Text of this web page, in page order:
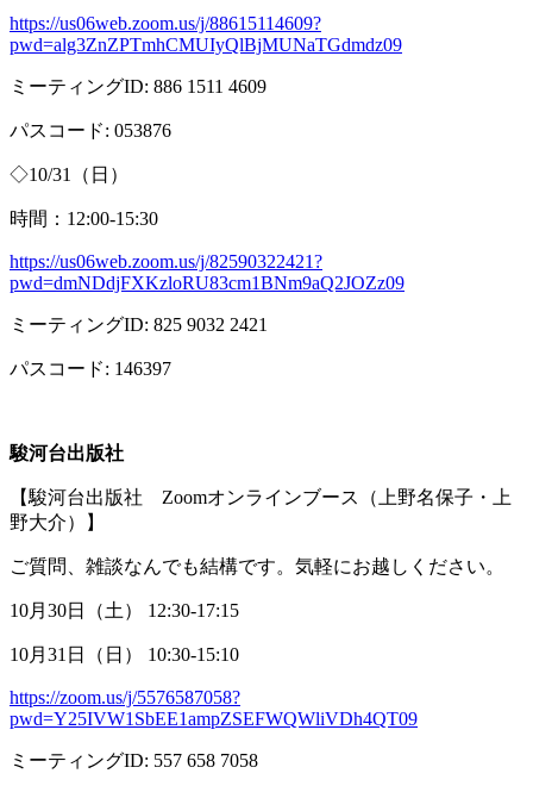
https://us06web.zoom.us/j/88615114609?
pwd=alg3ZnZPTmhCMUIyQlBjMUNaTGdmdz09
ミーティングID: 886 1511 4609
パスコード: 053876
◇10/31 （日）
時間： 12:00-15:30
https://us06web.zoom.us/j/82590322421?
pwd=dmNDdjFXKzloRU83cm1BNm9aQ2JOZz09
ミーティングID: 825 9032 2421
パスコード: 146397
駿河台出版社
【駿河台出版社 Zoomオンラインブース（上野名保子・上
野大介）】
ご質問、雑談なんでも結構です。気軽にお越しください。
10月 30日（土） 12:30-17:15
10月 31 日（日） 10:30-15:10
https://zoom.us/j/5576587058?
pwd=Y25IVW1SbEE1ampZSEFWQWliVDh4QT09
ミーティングID: 557 658 7058